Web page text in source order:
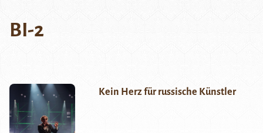
BI-2
Kein Herz für russische Künstler